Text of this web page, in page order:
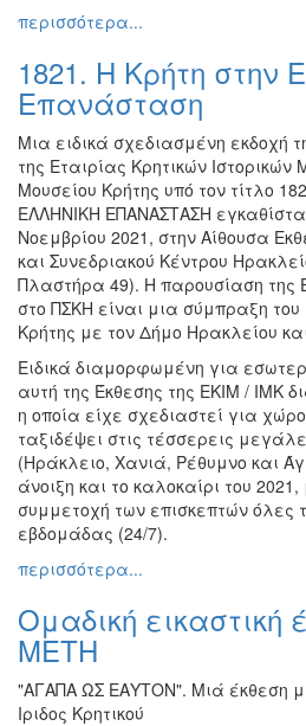
Διαλέξεις-
Ομιλίες
Εκθέσεις
Εκδηλώσεις
για
Παιδιά
Άλλες
Εκδηλώσεις
ΤΟΠΟΣ
ΜΑΣ
ΔΗΜΟΣ
ΠΟΛΙΤΙΣΜΟΣ
ΑΝΘΕΚΤΙΚΗ
ΠΟΛΗ
περισσότερα...
1821. Η Κρήτη στην
Επανάσταση
Μια ειδικά σχεδιασμένη εκδοχή
της Εταιρίας Κρητικών Ιστορικών
Μουσείου Κρήτης υπό τον τίτλο
ΕΛΛΗΝΙΚΗ ΕΠΑΝΑΣΤΑΣΗ
Νοεμβρίου 2021, στην Αίθουσα
και Συνεδριακού Κέντρου
Πλαστήρα 49). Η παρουσίαση της
στο ΠΣΚΗ είναι μια σύμπραξη του
Κρήτης με τον Δήμο Ηρακλείου
Ειδικά διαμορφωμένη για
αυτή της Έκθεσης της ΕΚΙΜ / ΙΜΚ
η οποία είχε σχεδιαστεί για
ταξιδέψει στις τέσσερεις
(Ηράκλειο, Χανιά, Ρέθυμνο και
άνοιξη και το καλοκαίρι του
συμμετοχή των επισκεπτών όλες
εβδομάδας (24/7).
περισσότερα...
Ομαδική εικαστική
ΜΕΤΗ
"ΑΓΑΠΑ ΩΣ ΕΑΥΤΟΝ". Μιά έκθεση
Ιριδος Κρητικού